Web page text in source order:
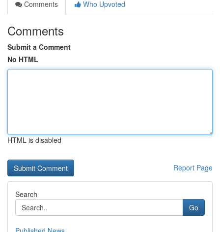
Comments
Who Upvoted
Comments
Submit a Comment
No HTML
HTML is disabled
Report Page
Search
Go